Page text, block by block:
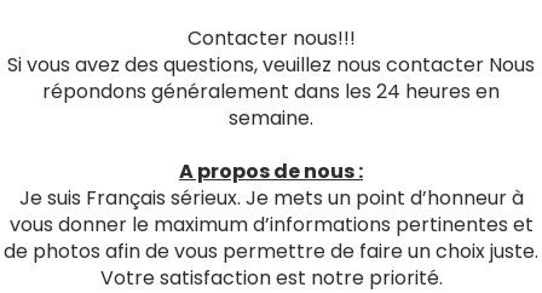
Contacter nous!!!
Si vous avez des questions, veuillez nous contacter Nous
répondons généralement dans les 24 heures en
semaine.
A propos de nous :
Je suis Français sérieux. Je mets un point d’honneur à
vous donner le maximum d’informations pertinentes et
de photos afin de vous permettre de faire un choix juste.
Votre satisfaction est notre priorité.